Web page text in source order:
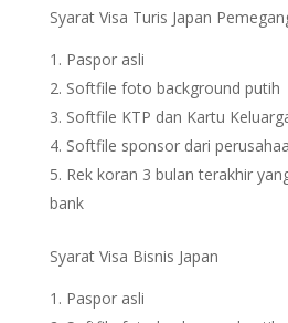
Syarat Visa Turis Japan
Paspor asli
Softfile foto background putih
Softfile KTP dan Kartu
Softfile sponsor dari
Rek koran 3 bulan terakhir
bank
Syarat Visa Bisnis Japan
Paspor asli